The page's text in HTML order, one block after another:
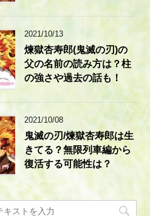
2021/10/13
煉獄杏寿郎(鬼滅の刃)の
父の名前の読み方は？柱
の強さや過去の話も！
2021/10/08
鬼滅の刃/煉獄杏寿郎は生
きてる？無限列車編から
復活する可能性は？